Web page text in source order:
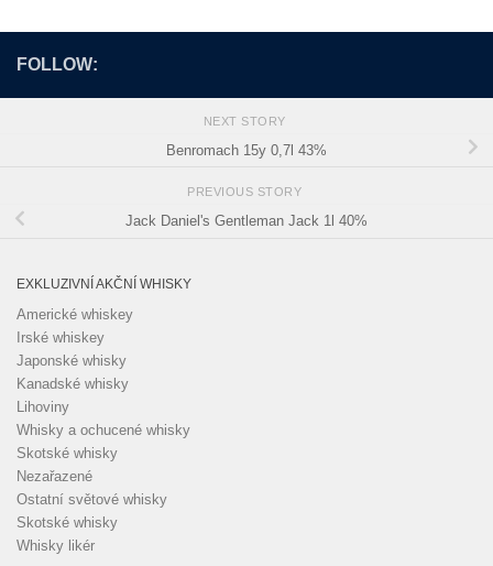
FOLLOW:
NEXT STORY
Benromach 15y 0,7l 43%
PREVIOUS STORY
Jack Daniel's Gentleman Jack 1l 40%
EXKLUZIVNÍ AKČNÍ WHISKY
Americké whiskey
Irské whiskey
Japonské whisky
Kanadské whisky
Lihoviny
Whisky a ochucené whisky
Skotské whisky
Nezařazené
Ostatní světové whisky
Skotské whisky
Whisky likér